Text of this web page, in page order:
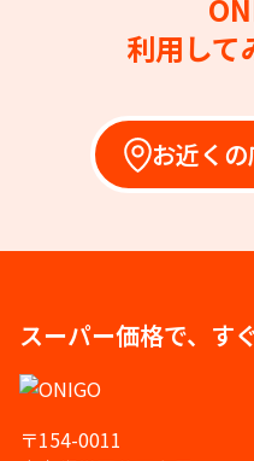
利用して
お近く
スーパー価格で、す
〒154-0011